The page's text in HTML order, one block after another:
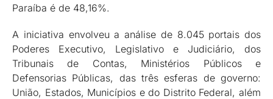
Paraíba é de 48,16%.
A iniciativa envolveu a análise de 8.045 portais dos
Poderes Executivo, Legislativo e Judiciário, dos
Tribunais de Contas, Ministérios Públicos e
Defensorias Públicas, das três esferas de governo:
União, Estados, Municípios e do Distrito Federal, além